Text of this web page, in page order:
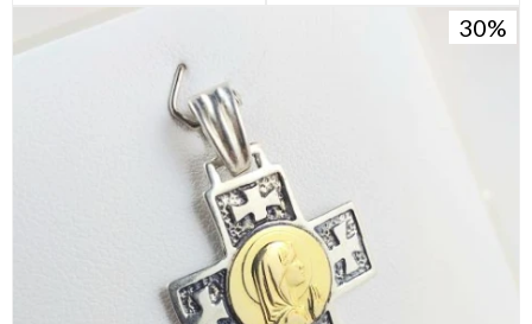
30